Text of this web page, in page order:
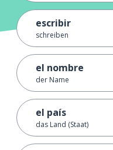
escribir
schreiben
el nombre
der Name
el país
das Land (Staat)